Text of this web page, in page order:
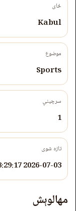
ځای
Kabul
موضوع
Sports
سرچینې
1
تازه شوی
2026-07-03 13:29:17
مهالوېش